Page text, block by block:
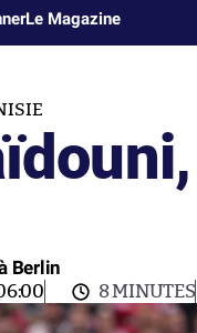
Le Magazine
Berlin
8 MINUTES